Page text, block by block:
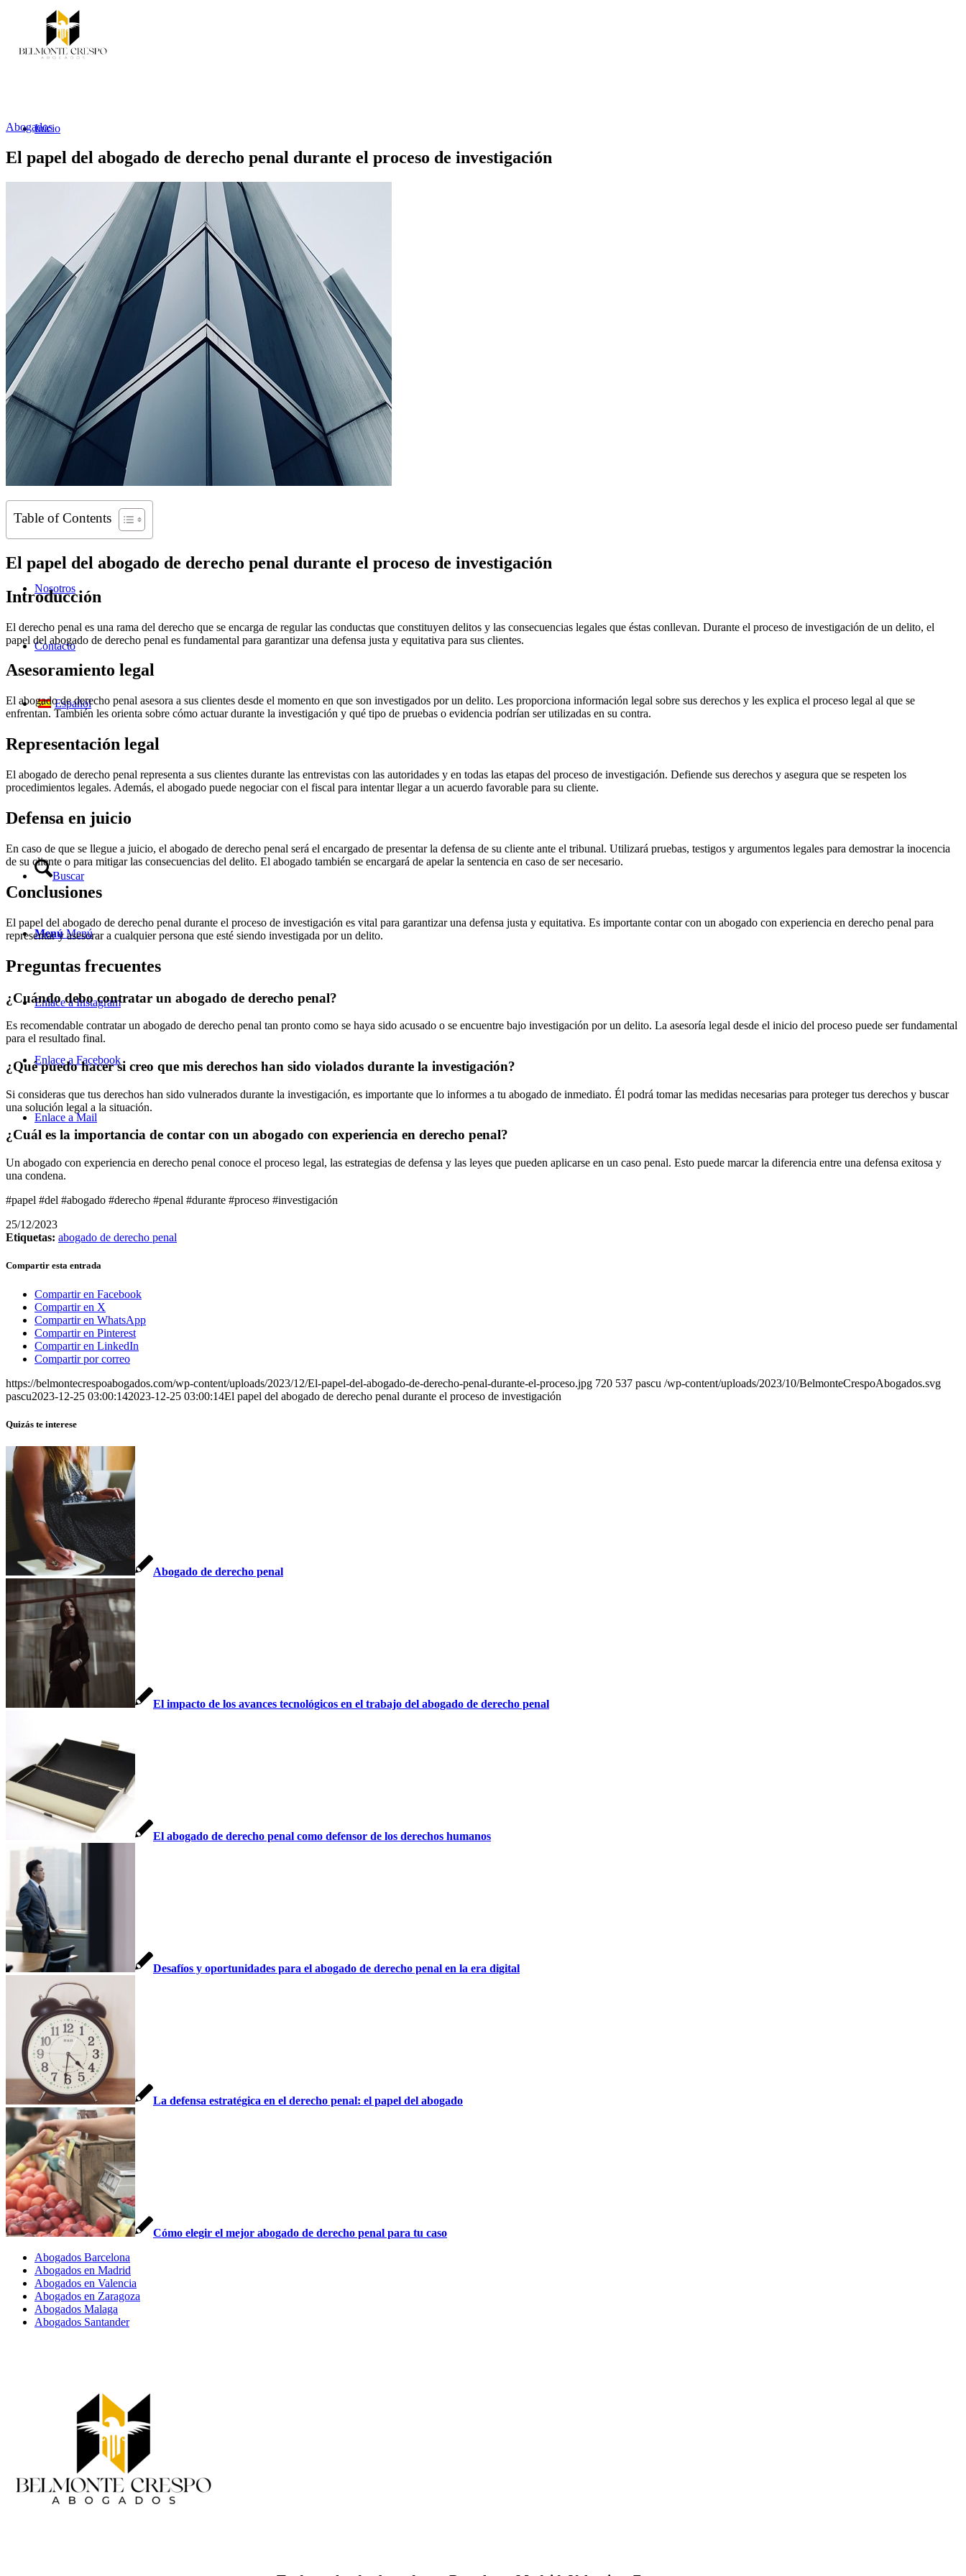
Inicio
Servicios
Nosotros
Contacto
Español
Buscar
Menú Menú
Enlace a Instagram
Enlace a Facebook
Enlace a Mail
Abogados
El papel del abogado de derecho penal durante el proceso de investigación
Table of Contents
El papel del abogado de derecho penal durante el proceso de investigación
Introducción
El derecho penal es una rama del derecho que se encarga de regular las conductas que constituyen delitos y las consecuencias legales que éstas conllevan. Durante el proceso de investigación de un delito, el
papel del abogado de derecho penal es fundamental para garantizar una defensa justa y equitativa para sus clientes.
Asesoramiento legal
El abogado de derecho penal asesora a sus clientes desde el momento en que son investigados por un delito. Les proporciona información legal sobre sus derechos y les explica el proceso legal al que se
enfrentan. También les orienta sobre cómo actuar durante la investigación y qué tipo de pruebas o evidencia podrían ser utilizadas en su contra.
Representación legal
El abogado de derecho penal representa a sus clientes durante las entrevistas con las autoridades y en todas las etapas del proceso de investigación. Defiende sus derechos y asegura que se respeten los
procedimientos legales. Además, el abogado puede negociar con el fiscal para intentar llegar a un acuerdo favorable para su cliente.
Defensa en juicio
En caso de que se llegue a juicio, el abogado de derecho penal será el encargado de presentar la defensa de su cliente ante el tribunal. Utilizará pruebas, testigos y argumentos legales para demostrar la inocencia
de su cliente o para mitigar las consecuencias del delito. El abogado también se encargará de apelar la sentencia en caso de ser necesario.
Conclusiones
El papel del abogado de derecho penal durante el proceso de investigación es vital para garantizar una defensa justa y equitativa. Es importante contar con un abogado con experiencia en derecho penal para
representar y asesorar a cualquier persona que esté siendo investigada por un delito.
Preguntas frecuentes
¿Cuándo debo contratar un abogado de derecho penal?
Es recomendable contratar un abogado de derecho penal tan pronto como se haya sido acusado o se encuentre bajo investigación por un delito. La asesoría legal desde el inicio del proceso puede ser fundamental
para el resultado final.
¿Qué puedo hacer si creo que mis derechos han sido violados durante la investigación?
Si consideras que tus derechos han sido vulnerados durante la investigación, es importante que lo informes a tu abogado de inmediato. Él podrá tomar las medidas necesarias para proteger tus derechos y buscar
una solución legal a la situación.
¿Cuál es la importancia de contar con un abogado con experiencia en derecho penal?
Un abogado con experiencia en derecho penal conoce el proceso legal, las estrategias de defensa y las leyes que pueden aplicarse en un caso penal. Esto puede marcar la diferencia entre una defensa exitosa y
una condena.
#papel #del #abogado #derecho #penal #durante #proceso #investigación
25/12/2023
Etiquetas: abogado de derecho penal
Compartir esta entrada
Compartir en Facebook
Compartir en X
Compartir en WhatsApp
Compartir en Pinterest
Compartir en LinkedIn
Compartir por correo
https://belmontecrespoabogados.com/wp-content/uploads/2023/12/El-papel-del-abogado-de-derecho-penal-durante-el-proceso.jpg 720 537 pascu /wp-content/uploads/2023/10/BelmonteCrespoAbogados.svg
pascu2023-12-25 03:00:142023-12-25 03:00:14El papel del abogado de derecho penal durante el proceso de investigación
Quizás te interese
Abogado de derecho penal
El impacto de los avances tecnológicos en el trabajo del abogado de derecho penal
El abogado de derecho penal como defensor de los derechos humanos
Desafíos y oportunidades para el abogado de derecho penal en la era digital
La defensa estratégica en el derecho penal: el papel del abogado
Cómo elegir el mejor abogado de derecho penal para tu caso
Abogados Barcelona
Abogados en Madrid
Abogados en Valencia
Abogados en Zaragoza
Abogados Malaga
Abogados Santander